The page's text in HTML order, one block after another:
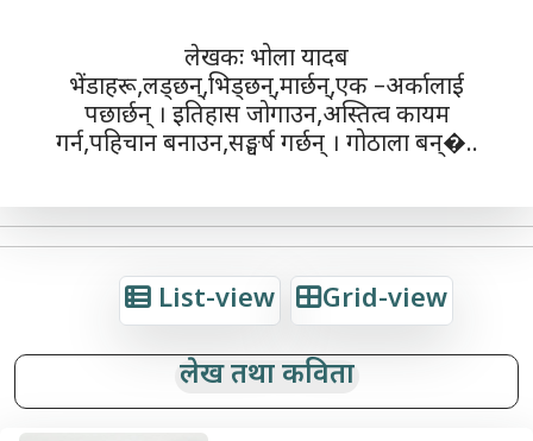
लेखकः भोला यादब
भेंडाहरू,लड्छन्,भिड्छन्,मार्छन्,एक –अर्कालाई
पछार्छन् । इतिहास जोगाउन,अस्तित्व कायम
गर्न,पहिचान बनाउन,सङ्घर्ष गर्छन् । गोठाला बन्�..
List-view Grid-view
लेख तथा कविता